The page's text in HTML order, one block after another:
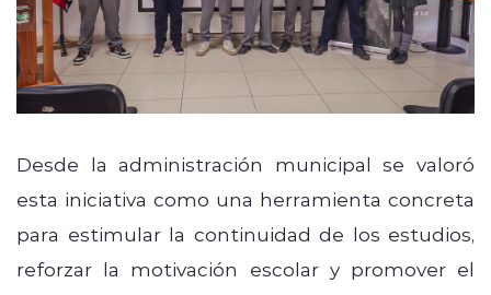
Desde la administración municipal se valoró
esta iniciativa como una herramienta concreta
para estimular la continuidad de los estudios,
reforzar la motivación escolar y promover el